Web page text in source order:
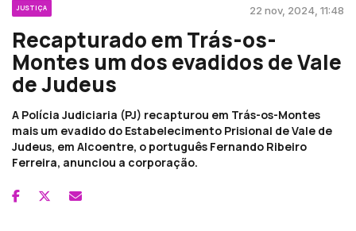
JUSTIÇA 22 nov, 2024, 11:48
Recapturado em Trás-os-
Montes um dos evadidos de Vale
de Judeus
A Polícia Judiciaria (PJ) recapturou em Trás-os-Montes
mais um evadido do Estabelecimento Prisional de Vale de
Judeus, em Alcoentre, o português Fernando Ribeiro
Ferreira, anunciou a corporação.